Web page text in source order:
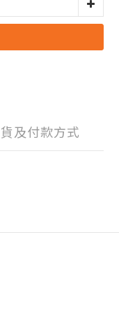
及付款方式